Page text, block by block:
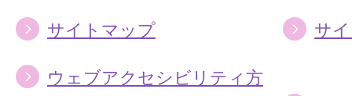
サイトマップ サ
ウェブアクセシビリティ方